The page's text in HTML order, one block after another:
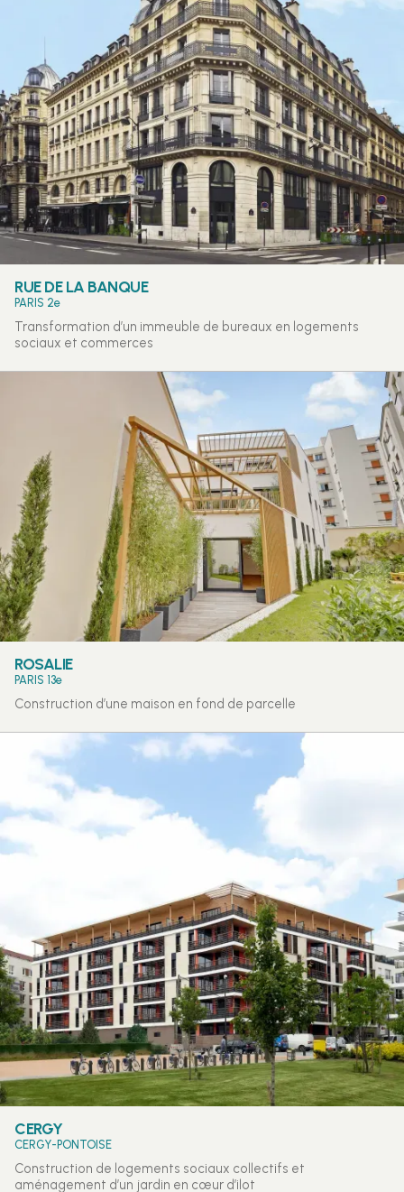
RUE DE LA BANQUE
PARIS 2e
Transformation d’un immeuble de bureaux en logements
sociaux et commerces
ROSALIE
PARIS 13e
Construction d’une maison en fond de parcelle
CERGY
CERGY-PONTOISE
Construction de logements sociaux collectifs et
aménagement d’un jardin en cœur d’ilot